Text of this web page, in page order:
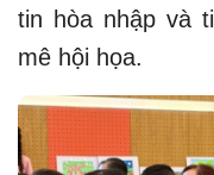
tin hòa nhập và
mê hội họa.